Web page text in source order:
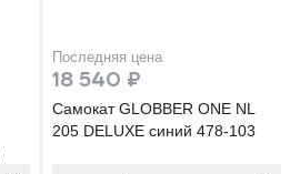
Последняя цена
18 540 ₽
Самокат GLOBBER ONE NL
205 DELUXE синий 478-103